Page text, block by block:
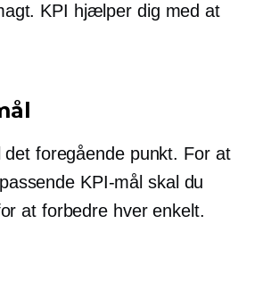
KPI hjælper dig med at
det foregående punkt. For at
KPI-mål skal du
at forbedre hver enkelt.